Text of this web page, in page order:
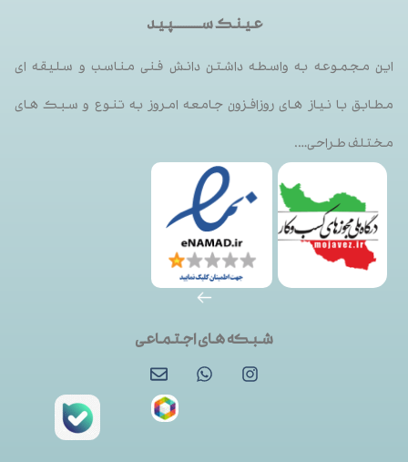
عینک ســـــــــپید
این مجموعه به واسطه داشتن دانش فنی مناسب و سلیقه ای
مطابق با نیاز های روزافزون جامعه امروز به تنوع و سبک های
مختلف طراحی….
شبکه های اجتماعی